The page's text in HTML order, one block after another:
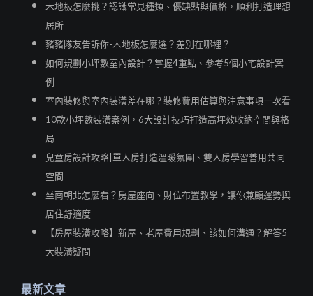
木地板怎麼挑？認識常見種類、優缺點與價格，順利打造理想
居所
豬豬隊友告訴你-木地板怎麼選？差別在哪裡？
如何規劃小坪數室內設計？掌握4重點、參考5個小宅設計案
例
室內裝修與室內裝潢差在哪？裝修費用估算與注意事項一次看
10款小坪數裝潢案例，6大設計技巧打造高坪效收納空間與格
局
兒童房設計攻略|單人房打造溫暖氛圍、雙人房學習善用共同
空間
坐南朝北怎麼看？房屋座向、財位布置教學，讓你兼顧運勢與
居住舒適度
【房屋裝潢攻略】新屋、老屋費用規劃、該如何溝通？解答5
大裝潢疑問
最新文章